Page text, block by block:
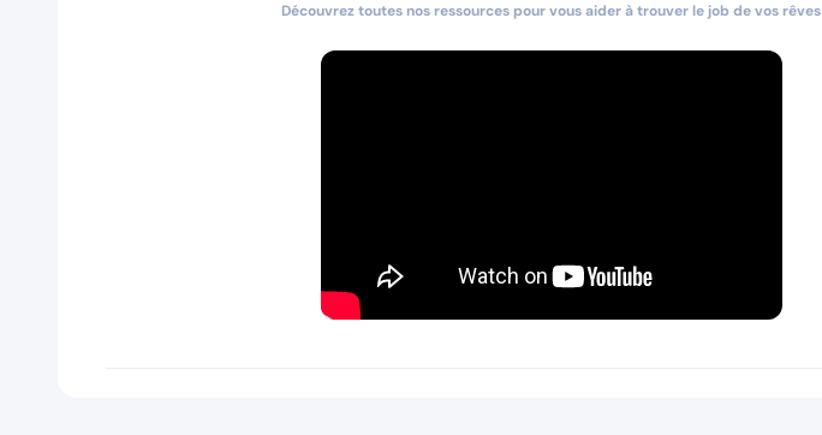
Découvrez toutes nos ressources pour vous aider à trouver le job de vos rêves